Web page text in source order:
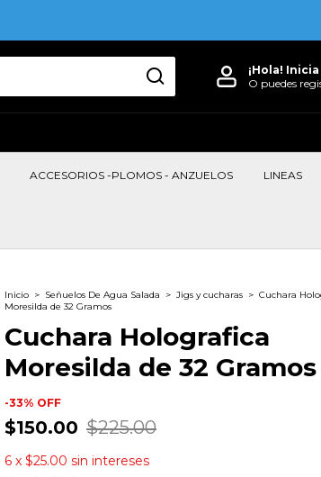
¡Hola!
O puedes
ACCESORIOS -PLOMOS - ANZUELOS LINEAS
Inicio > Señuelos De Agua Salada > Jigs y cucharas > Cuchara
Moresilda de 32 Gramos
Cuchara Holografica
Moresilda de 32 Gramos
-33% OFF
$150.00 $225.00
6 x $25.00 sin intereses